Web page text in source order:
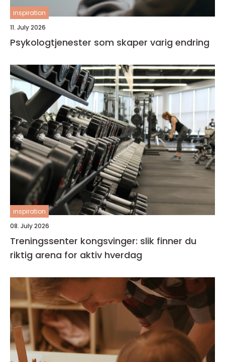
inspiration
11. July 2026
Psykologtjenester som skaper varig endring
inspiration
08. July 2026
Treningssenter kongsvinger: slik finner du
riktig arena for aktiv hverdag